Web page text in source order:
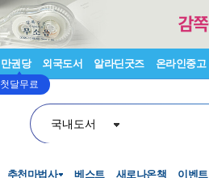
만권당
첫달무료
외국도서 알라딘굿즈 온라인중고
국내도서
추천마법사 베스트 새로나온책 이벤트